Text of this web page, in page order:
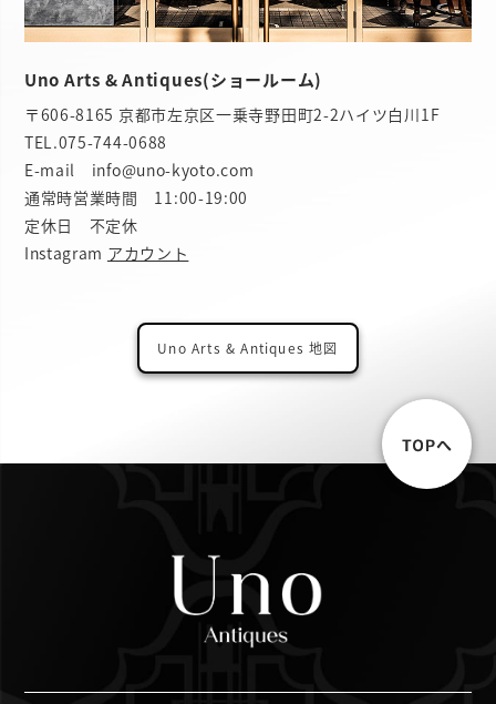
Uno Arts & Antiques(ショールーム)
〒606-8165 京都市左京区一乗寺野田町2-2ハイツ白川1F
TEL.075-744-0688
E-mail info@uno-kyoto.com
通常時営業時間 11:00-19:00
定休日 不定休
Instagram アカウント
Uno Arts & Antiques 地図